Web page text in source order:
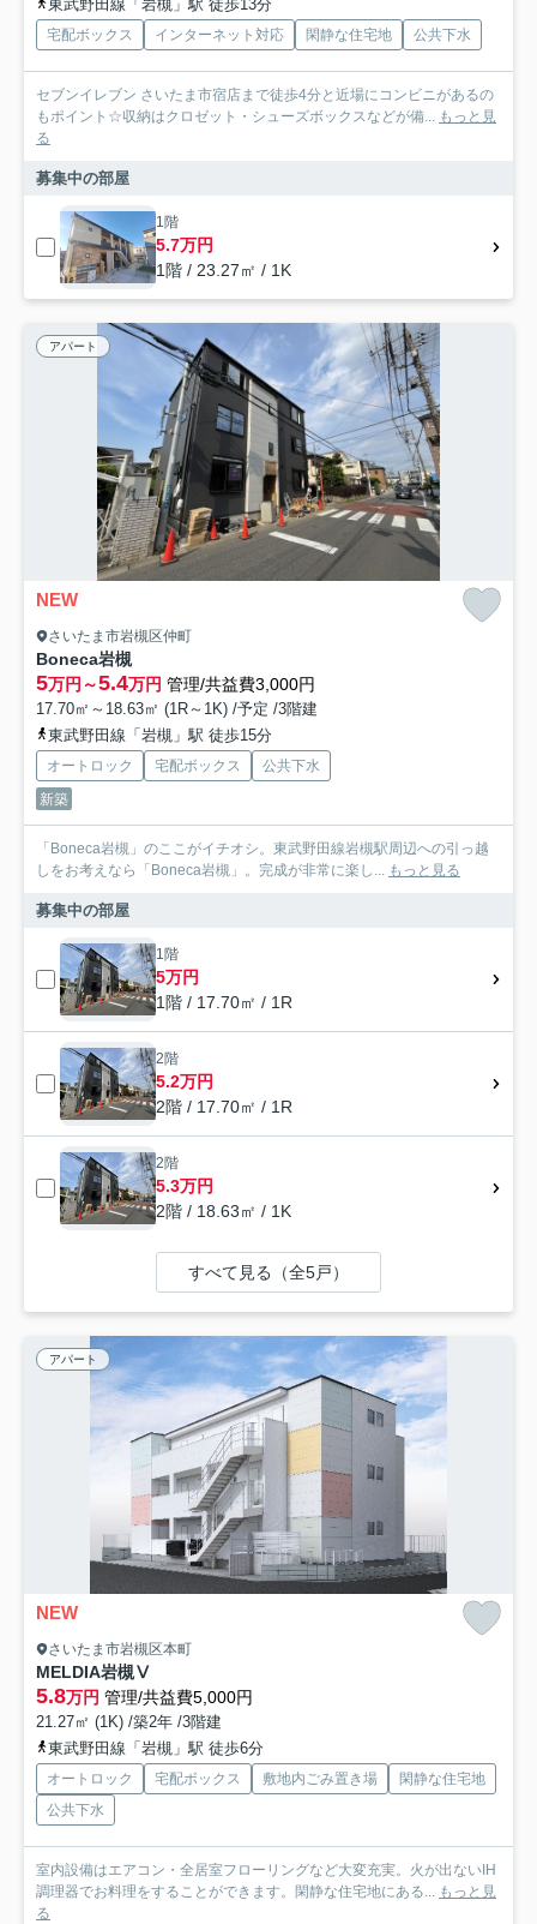
東武野田線「岩槻」駅 徒歩13分
宅配ボックス インターネット対応 閑静な住宅地 公共下水
セブンイレブン さいたま市宿店まで徒歩4分と近場にコンビニがあるの
もポイント☆収納はクロゼット・シューズボックスなどが備... もっと見
る
募集中の部屋
1階
5.7万円
1階 / 23.27㎡ / 1K
アパート
NEW
さいたま市岩槻区仲町
Boneca岩槻
5万円～5.4万円 管理/共益費3,000円
17.70㎡～18.63㎡ (1R～1K) /予定 /3階建
東武野田線「岩槻」駅 徒歩15分
オートロック 宅配ボックス
公共下水
新築
「Boneca岩槻」のここがイチオシ。東武野田線岩槻駅周辺への引っ越
しをお考えなら「Boneca岩槻」。完成が非常に楽し... もっと見る
募集中の部屋
1階
5万円
1階 / 17.70㎡ / 1R
2階
5.2万円
2階 / 17.70㎡ / 1R
2階
5.3万円
2階 / 18.63㎡ / 1K
すべて見る（全5戸）
アパート
NEW
さいたま市岩槻区本町
MELDIA岩槻Ⅴ
5.8万円 管理/共益費5,000円
21.27㎡ (1K) /築2年 /3階建
東武野田線「岩槻」駅 徒歩6分
オートロック 宅配ボックス 敷地内ごみ置き場
閑静な住宅地
公共下水
室内設備はエアコン・全居室フローリングなど大変充実。火が出ないIH
調理器でお料理をすることができます。閑静な住宅地にある... もっと見
る